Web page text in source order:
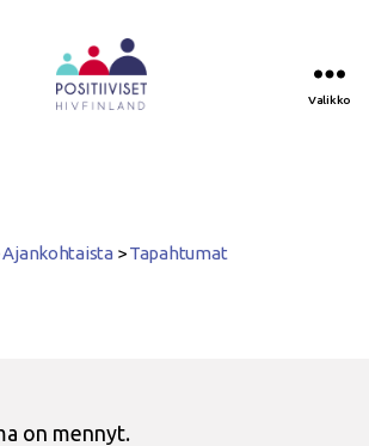
Valikko
Ajankohtaista >Tapahtumat
on mennyt.